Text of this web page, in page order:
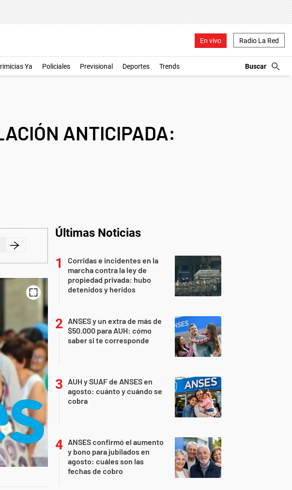
En vivo Radio La Red
Ya Policiales Previsional Deportes Trends
ANTICIPADA:
Últimas Noticias
Corridas e incidentes en la
marcha contra la ley de
propiedad privada: hubo
detenidos y heridos
ANSES y un extra de más de
$50.000 para AUH: cómo
saber si te corresponde
AUH y SUAF de ANSES en
agosto: cuánto y cuándo se
cobra
ANSES confirmó el aumento
y bono para jubilados en
agosto: cuáles son las
fechas de cobro